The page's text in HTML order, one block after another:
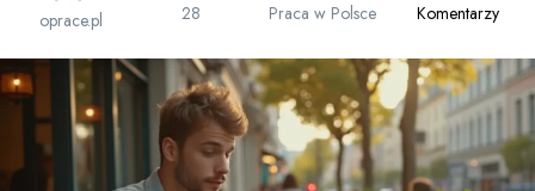
oprace.pl
28
Praca w Polsce
Komentarzy